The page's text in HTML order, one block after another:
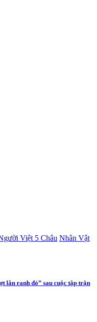
Việt 5 Châu Nhân Vật
lằn ranh đỏ” sau cuộc tập trận